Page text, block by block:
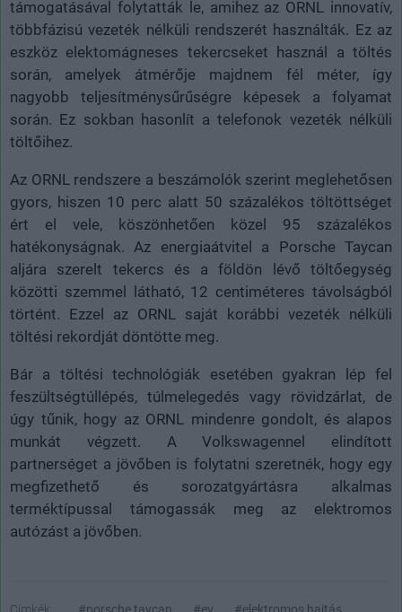
támogatásával folytatták le, amihez az ORNL innovatív,
többfázisú vezeték nélküli rendszerét használták. Ez az
eszköz elektomágneses tekercseket használ a töltés
során, amelyek átmérője majdnem fél méter, így
nagyobb teljesítménysűrűségre képesek a folyamat
során. Ez sokban hasonlít a telefonok vezeték nélküli
töltőihez.
Az ORNL rendszere a beszámolók szerint meglehetősen
gyors, hiszen 10 perc alatt 50 százalékos töltöttséget
ért el vele, köszönhetően közel 95 százalékos
hatékonyságnak. Az energiaátvitel a Porsche Taycan
aljára szerelt tekercs és a földön lévő töltőegység
közötti szemmel látható, 12 centiméteres távolságból
történt. Ezzel az ORNL saját korábbi vezeték nélküli
töltési rekordját döntötte meg.
Bár a töltési technológiák esetében gyakran lép fel
feszültségtúllépés, túlmelegedés vagy rövidzárlat, de
úgy tűnik, hogy az ORNL mindenre gondolt, és alapos
munkát végzett. A Volkswagennel elindított
partnerséget a jövőben is folytatni szeretnék, hogy egy
megfizethető és sorozatgyártásra alkalmas
terméktípussal támogassák meg az elektromos
autózást a jövőben.